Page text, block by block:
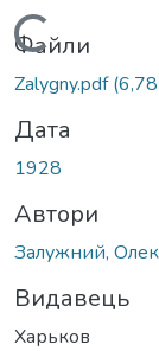
Вантажиться...
Файли
Zalygny.pdf
Дата
1928
Автори
Залужний,
Видавець
Харьков